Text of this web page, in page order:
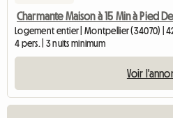
Charmante Maison à 15 Min à Pied
Logement entier | Montpellier (34070) |
4 pers. | 3 nuits minimum
Voir